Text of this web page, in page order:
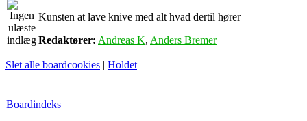
Kunsten at lave knive med alt hvad dertil hører
Redaktører: Andreas K, Anders Bremer
Slet alle boardcookies | Holdet
Boardindeks